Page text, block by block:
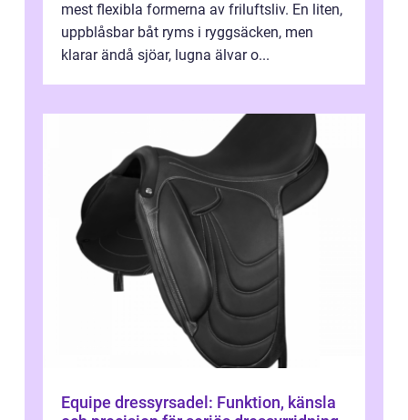
mest flexibla formerna av friluftsliv. En liten,
uppblåsbar båt ryms i ryggsäcken, men
klarar ändå sjöar, lugna älvar o...
Equipe dressyrsadel: Funktion, känsla